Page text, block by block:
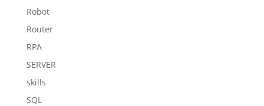
Robot
Router
RPA
SERVER
skills
SQL